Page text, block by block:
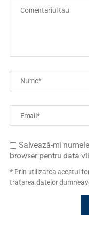
Salvează-mi
browser pentru data
* Prin utilizarea acestui
tratarea datelor